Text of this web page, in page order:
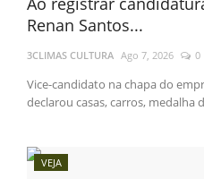
Renan Santos...
3CLIMAS CULTURA Ago 7, 2026 0
Vice-candidato na chapa do
declarou casas, carros, medalha
VEJA